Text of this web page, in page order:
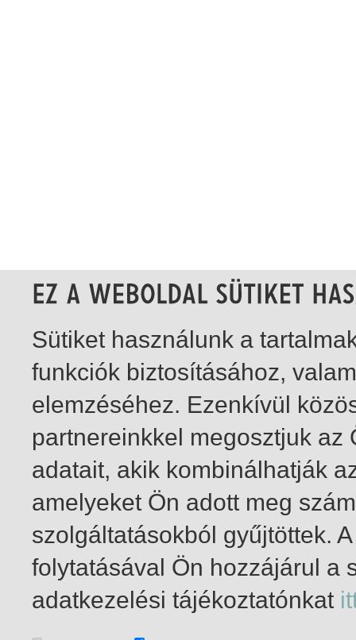
1-2 / insgesamt 2 Treffer
Sütiket használunk a
funkciók biztosításához,
elemzéséhez. Ezenkívül
partnereinkkel megosztjuk
adatait, akik kombinálhatják
amelyeket Ön adott meg
szolgáltatásokból gyűjtöttek.
folytatásával Ön hozzájárul a
adatkezelési tájékoztatónkat